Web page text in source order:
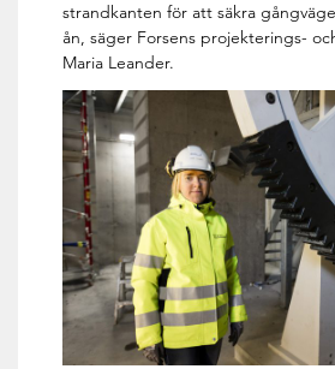
strandkanten för att säkra
ån, säger Forsens projekterings-
Maria Leander.